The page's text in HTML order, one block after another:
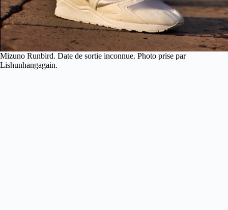
Mizuno Runbird. Date de sortie inconnue. Photo prise par
Lishunhangagain.